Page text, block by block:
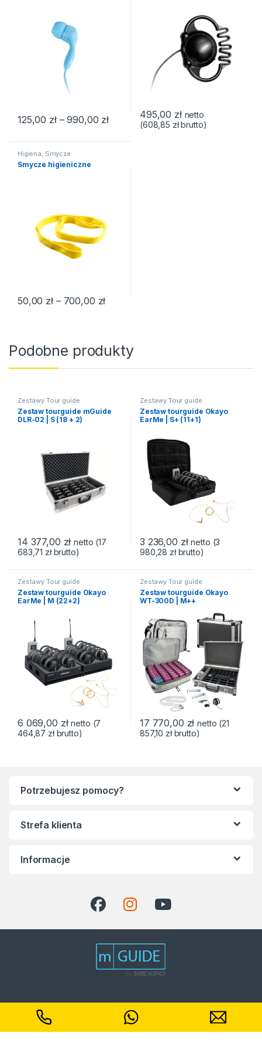
125,00 zł – 990,00 złZakres cen: od 125,00 zł do
Ten produkt ma wiele wariantów. Opcje można wybrać na
495,00 zł netto
(608,85 złbrutto)
Higiena, Smycze
Smycze higieniczne
50,00 zł – 700,00 złZakres cen: od 50,00 zł do 700,00
Ten produkt ma wiele wariantów. Opcje można wybrać na
Podobne produkty
Zestawy Tour guide
Zestaw tourguide mGuide
DLR-02 | S (18 + 2)
14 377,00 zł netto (17
683,71 złbrutto)
Zestawy Tour guide
Zestaw tourguide Okayo
EarMe | S+ (11+1)
3 236,00 zł netto (3
980,28 złbrutto)
Zestawy Tour guide
Zestaw tourguide Okayo
EarMe | M (22+2)
6 069,00 zł netto (7
464,87 złbrutto)
Zestawy Tour guide
Zestaw tourguide Okayo
WT-300D | M++
17 770,00 zł netto (21
857,10 złbrutto)
Potrzebujesz pomocy?
Strefa klienta
Informacje